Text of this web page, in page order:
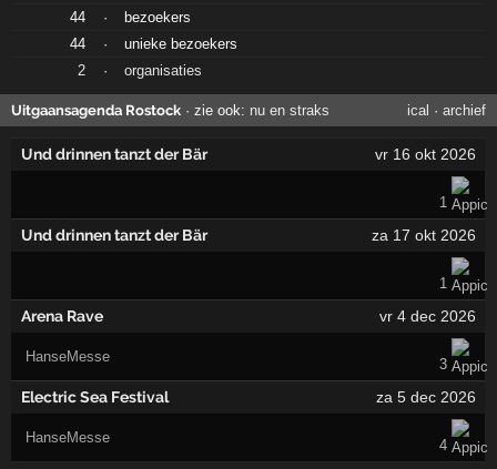
44
·
bezoekers
44
·
unieke bezoekers
2
· organisaties
Uitgaansagenda Rostock · zie ook: nu en straks ical · archief
Und drinnen tanzt der Bär vr 16 okt 2026
1
Und drinnen tanzt der Bär za 17 okt 2026
1
Arena Rave vr 4 dec 2026
HanseMesse 3
Electric Sea Festival za 5 dec 2026
HanseMesse 4